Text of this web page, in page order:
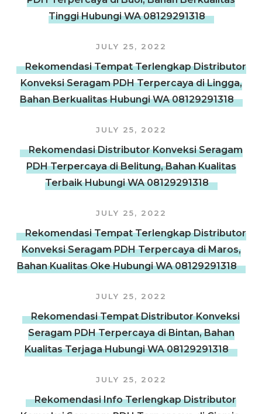
Tinggi Hubungi WA 08129291318
JULY 25, 2022
Rekomendasi Tempat Terlengkap Distributor
Konveksi Seragam PDH Terpercaya di Lingga,
Bahan Berkualitas Hubungi WA 08129291318
JULY 25, 2022
Rekomendasi Distributor Konveksi Seragam
PDH Terpercaya di Belitung, Bahan Kualitas
Terbaik Hubungi WA 08129291318
JULY 25, 2022
Rekomendasi Tempat Terlengkap Distributor
Konveksi Seragam PDH Terpercaya di Maros,
Bahan Kualitas Oke Hubungi WA 08129291318
JULY 25, 2022
Rekomendasi Tempat Distributor Konveksi
Seragam PDH Terpercaya di Bintan, Bahan
Kualitas Terjaga Hubungi WA 08129291318
JULY 25, 2022
Rekomendasi Info Terlengkap Distributor